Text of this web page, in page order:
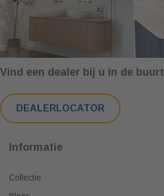
Vind een dealer bij u in de buurt
DEALERLOCATOR
Informatie
Collectie